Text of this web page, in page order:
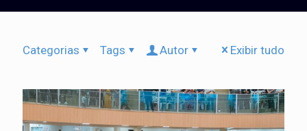
Categorias Tags Autor Exibir tudo